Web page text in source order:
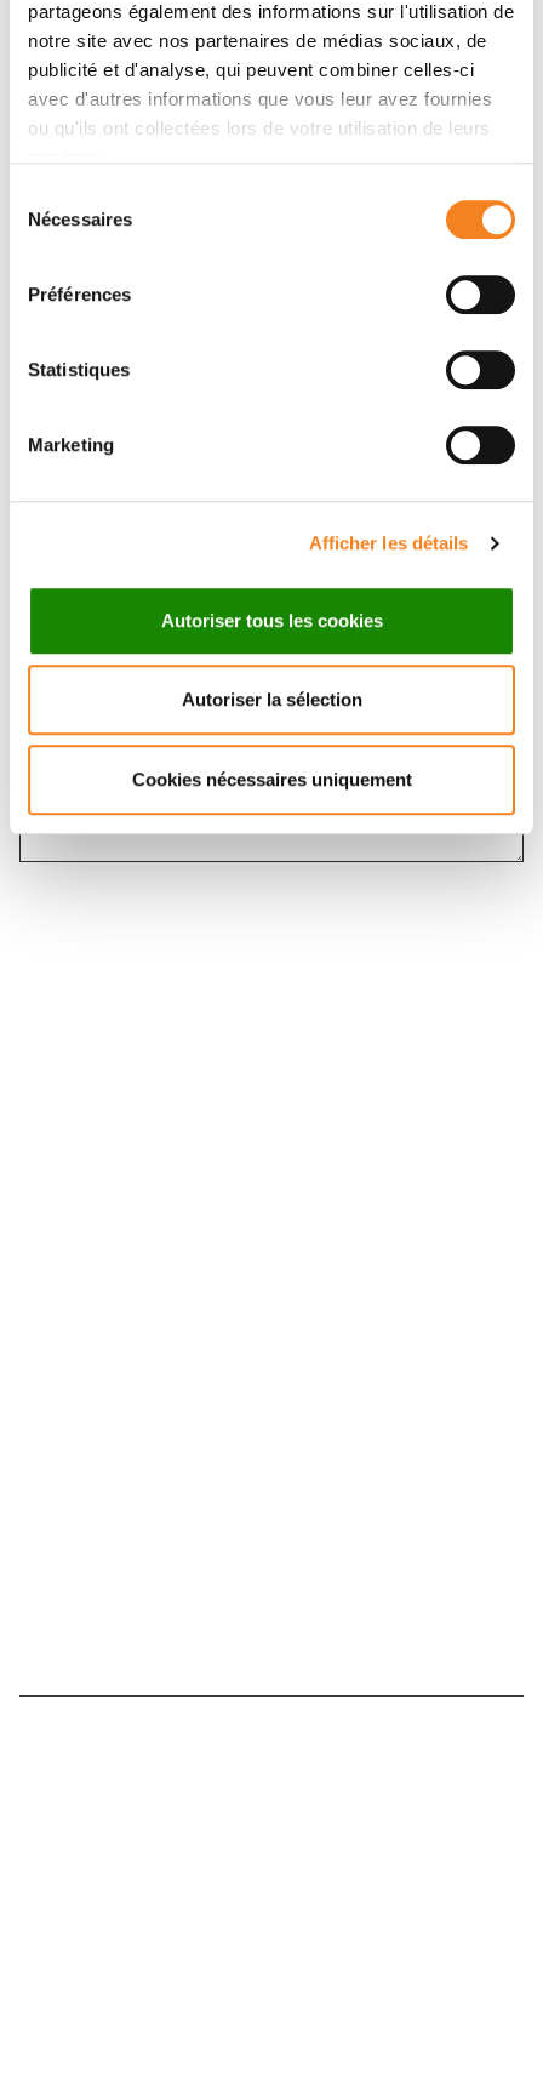
partageons également des informations sur l'utilisation de
notre site avec nos partenaires de médias sociaux, de
publicité et d'analyse, qui peuvent combiner celles-ci
avec d'autres informations que vous leur avez fournies
ou qu'ils ont collectées lors de votre utilisation de leurs
Nécessaires
Préférences
Statistiques
Marketing
Afficher les détails
Autoriser tous les cookies
Autoriser la sélection
Cookies nécessaires uniquement
Prénom*
Email*
Sujet*
Message*